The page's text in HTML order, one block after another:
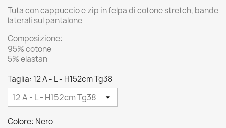
Tuta con cappuccio e zip in felpa di cotone stretch, bande
laterali sul pantalone
Composizione:
95% cotone
5% elastan
Taglia: 12 A - L - H152cm Tg38
Colore: Nero